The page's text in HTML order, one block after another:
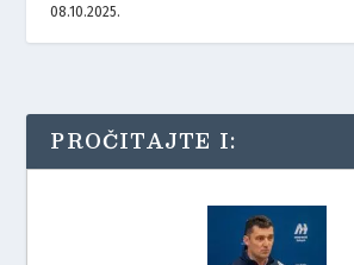
08.10.2025.
PROČITAJTE I: